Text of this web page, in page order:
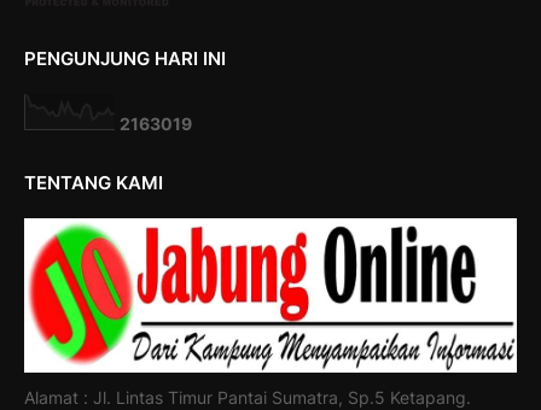
PENGUNJUNG HARI INI
2163019
TENTANG KAMI
Alamat : Jl. Lintas Timur Pantai Sumatra, Sp.5 Ketapang.